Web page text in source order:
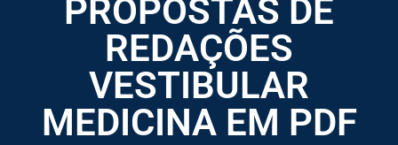
PROPOSTAS DE
REDAÇÕES
VESTIBULAR
MEDICINA EM PDF